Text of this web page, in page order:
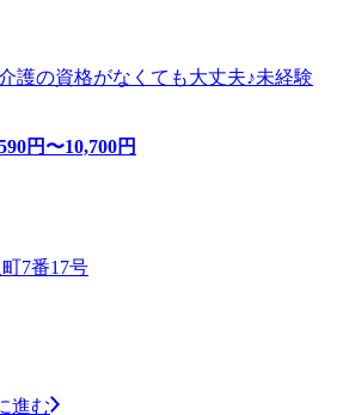
護の資格がなくても大丈夫♪未経験
円〜10,700円
7番17号
進む